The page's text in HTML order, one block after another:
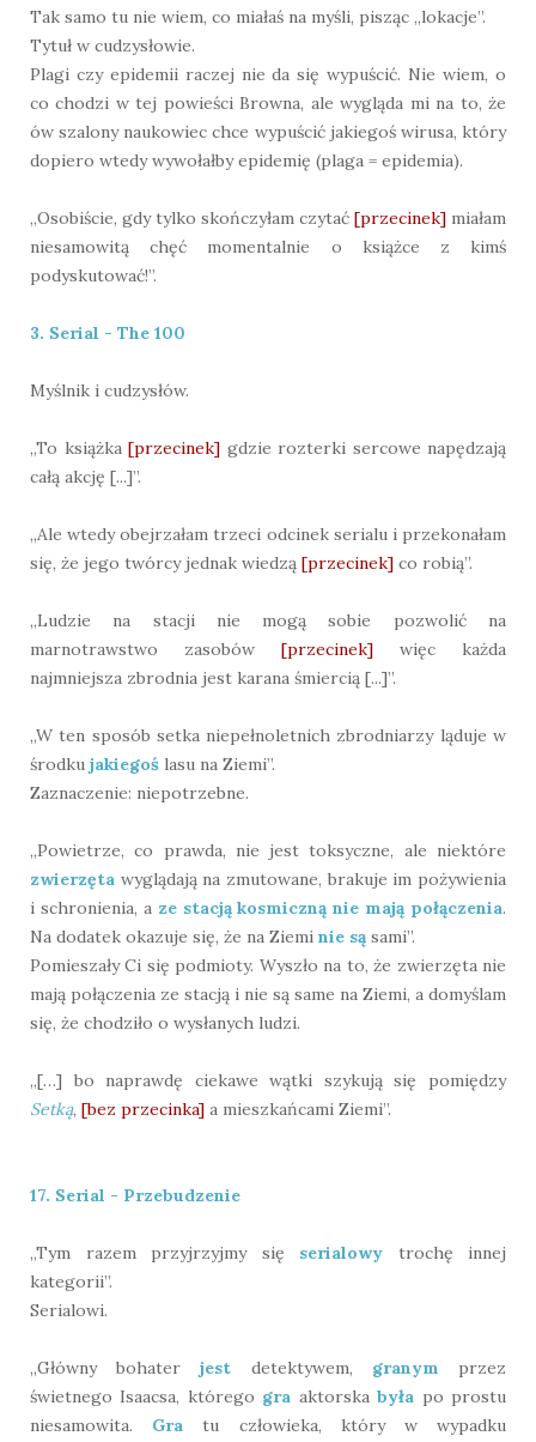
Tak samo tu nie wiem, co miałaś na myśli, pisząc „lokacje”.
Tytuł w cudzysłowie.
Plagi czy epidemii raczej nie da się wypuścić. Nie wiem, o
co chodzi w tej powieści Browna, ale wygląda mi na to, że
ów szalony naukowiec chce wypuścić jakiegoś wirusa, który
dopiero wtedy wywołałby epidemię (plaga = epidemia).
„Osobiście, gdy tylko skończyłam czytać [przecinek] miałam
niesamowitą chęć momentalnie o książce z kimś
podyskutować!”.
3. Serial - The 100
Myślnik i cudzysłów.
„To książka [przecinek] gdzie rozterki sercowe napędzają
całą akcję [...]”.
„Ale wtedy obejrzałam trzeci odcinek serialu i przekonałam
się, że jego twórcy jednak wiedzą [przecinek] co robią”.
„Ludzie na stacji nie mogą sobie pozwolić na
marnotrawstwo zasobów [przecinek] więc każda
najmniejsza zbrodnia jest karana śmiercią [...]”.
„W ten sposób setka niepełnoletnich zbrodniarzy ląduje w
środku jakiegoś lasu na Ziemi”.
Zaznaczenie: niepotrzebne.
„Powietrze, co prawda, nie jest toksyczne, ale niektóre
zwierzęta wyglądają na zmutowane, brakuje im pożywienia
i schronienia, a ze stacją kosmiczną nie mają połączenia.
Na dodatek okazuje się, że na Ziemi nie są sami”.
Pomieszały Ci się podmioty. Wyszło na to, że zwierzęta nie
mają połączenia ze stacją i nie są same na Ziemi, a domyślam
się, że chodziło o wysłanych ludzi.
„[…] bo naprawdę ciekawe wątki szykują się pomiędzy
Setką, [bez przecinka] a mieszkańcami Ziemi”.
17. Serial - Przebudzenie
„Tym razem przyjrzyjmy się serialowy trochę innej
kategorii”.
Serialowi.
„Główny bohater jest detektywem, granym przez
świetnego Isaacsa, którego gra aktorskabyła po prostu
niesamowita. Gratu człowieka, który w wypadku